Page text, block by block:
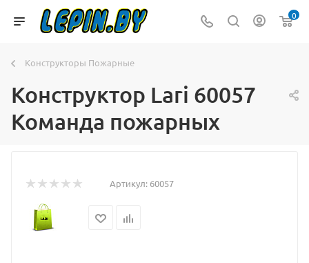
0
Конструкторы Пожарные
Конструктор Lari 60057
Команда пожарных
Артикул: 60057